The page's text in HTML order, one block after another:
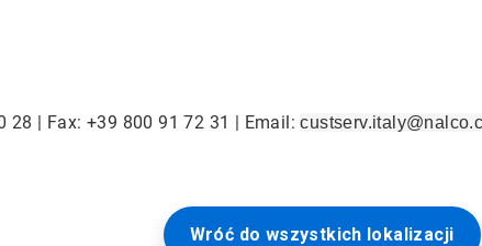
28 | Fax: +39 800 91 72 31 | Email:
Wróć do wszystkich lokalizacji